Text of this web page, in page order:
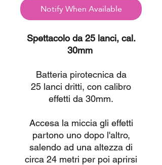
Notify When Available
Spettacolo da 25 lanci, cal.
30mm
Batteria pirotecnica da
25 lanci dritti, con calibro
effetti da 30mm.
Accesa la miccia gli effetti
partono uno dopo l'altro,
salendo ad una altezza di
circa 24 metri per poi aprirsi